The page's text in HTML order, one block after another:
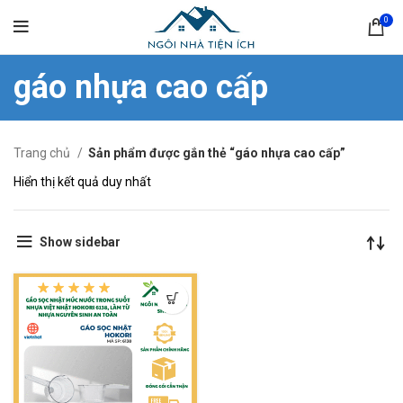
0
gáo nhựa cao cấp
Trang chủ
Sản phẩm được gắn thẻ “gáo nhựa cao cấp”
Hiển thị kết quả duy nhất
Show sidebar